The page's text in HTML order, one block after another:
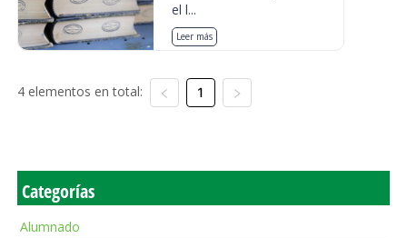
el l...
Leer más
4 elementos en total: 1
Categorías
Alumnado